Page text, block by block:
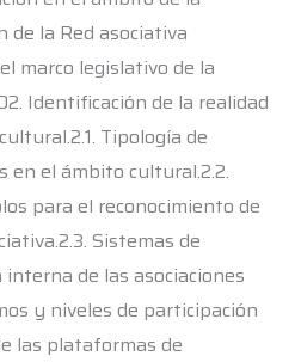
de la Red asociativa
marco legislativo de la
Identificación de la realidad
Tipología de
en el ámbito cultural.2.2.
para el reconocimiento de
Sistemas de
de las asociaciones
y niveles de participación
las plataformas de